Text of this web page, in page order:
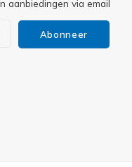
aanbiedingen via email
Abonneer